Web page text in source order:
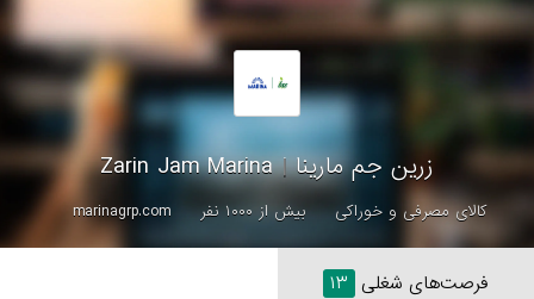
زرین جم مارینا|
Zarin Jam Marina
کالای مصرفی و خوراکی بیش از ۱۰۰۰ نفر marinagrp.com
فرصت‌های شغلی ۱۳